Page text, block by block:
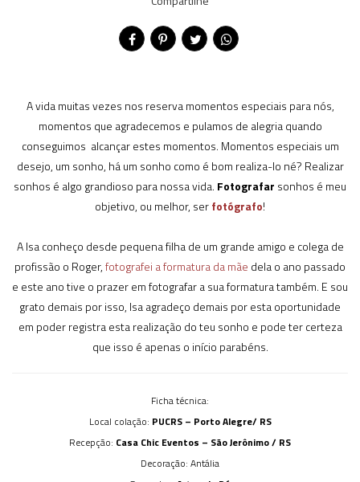
A vida muitas vezes nos reserva momentos especiais para nós,
momentos que agradecemos e pulamos de alegria quando
conseguimos alcançar estes momentos. Momentos especiais um
desejo, um sonho, há um sonho como é bom realiza-lo né? Realizar
sonhos é algo grandioso para nossa vida. Fotografar sonhos é meu
objetivo, ou melhor, serfotógrafo!
A Isa conheço desde pequena filha de um grande amigo e colega de
profissão o Roger,fotografei a formatura da mãe dela o ano passado
e este ano tive o prazer em fotografar a sua formatura também. E sou
grato demais por isso, Isa agradeço demais por esta oportunidade
em poder registra esta realização do teu sonho e pode ter certeza
que isso é apenas o início parabéns.
Ficha técnica:
Local colação: PUCRS – Porto Alegre/ RS
Recepção: Casa Chic Eventos – São Jerônimo / RS
Decoração: Antália